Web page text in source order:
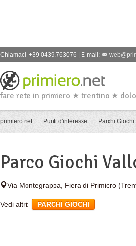
Chiamaci: +39 0439.763076 | E-mail:
fare rete in primiero ★ trentino ★
primiero.net Punti d'interesse Parchi Giochi
Parco Giochi
Via Montegrappa, Fiera di Primiero
Vedi altri: PARCHI GIOCHI